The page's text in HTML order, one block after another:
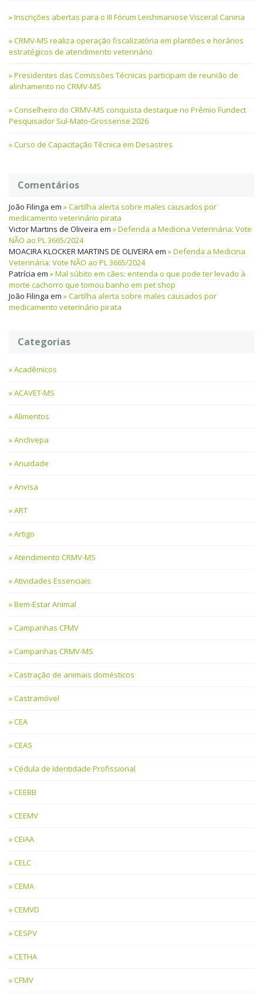
Inscrições abertas para o III Fórum Leishmaniose Visceral Canina
CRMV-MS realiza operação fiscalizatória em plantões e horários
estratégicos de atendimento veterinário
Presidentes das Comissões Técnicas participam de reunião de
alinhamento no CRMV-MS
Conselheiro do CRMV-MS conquista destaque no Prêmio Fundect
Pesquisador Sul-Mato-Grossense 2026
Curso de Capacitação Técnica em Desastres
Comentários
João Filinga em
Cartilha alerta sobre males causados por
medicamento veterinário pirata
Victor Martins de Oliveira em
Defenda a Medicina Veterinária: Vote
NÃO ao PL 3665/2024
MOACIRA KLOCKER MARTINS DE OLIVEIRAem
Defenda a Medicina
Veterinária: Vote NÃO ao PL 3665/2024
Patrícia em
Mal súbito em cães: entenda o que pode ter levado à
morte cachorro que tomou banho em pet shop
João Filinga em
Cartilha alerta sobre males causados por
medicamento veterinário pirata
Categorias
Acadêmicos
ACAVET-MS
Alimentos
Anclivepa
Anuidade
Anvisa
ART
Artigo
Atendimento CRMV-MS
Atividades Essenciais
Bem-Estar Animal
Campanhas CFMV
Campanhas CRMV-MS
Castração de animais domésticos
Castramóvel
CEA
CEAS
Cédula de Identidade Profissional
CEEBB
CEEMV
CEIAA
CELC
CEMA
CEMVD
CESPV
CETHA
CFMV